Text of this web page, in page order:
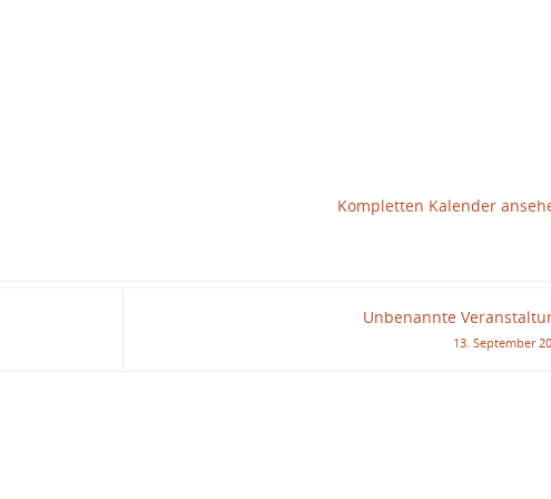
Kompletten Kalender
Unbenannte
13. September